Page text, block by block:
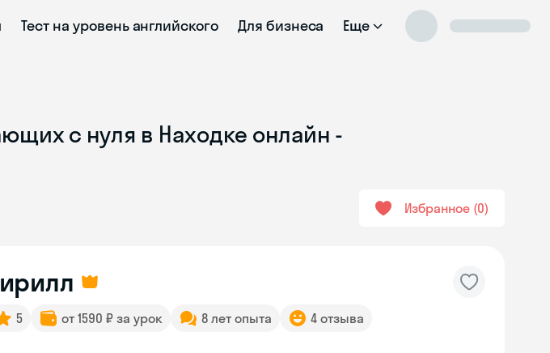
Тест на уровень английского Для бизнеса Еще
с нуля в Находке онлайн -
Избранное 0
5 от 1590 ₽ за урок 8 лет опыта 4 отзыва